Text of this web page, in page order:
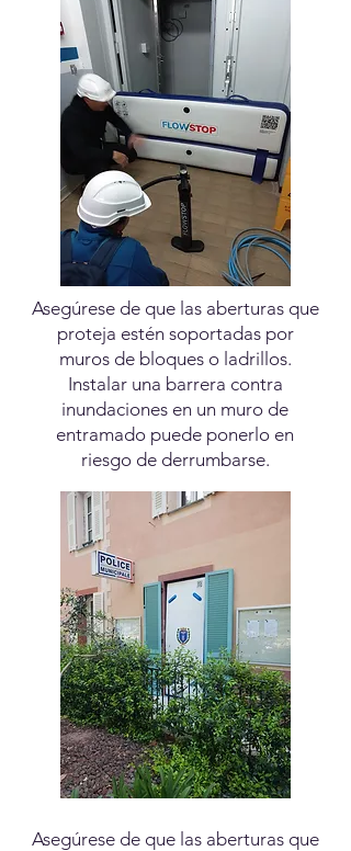
Asegúrese de que las aberturas que
proteja estén soportadas por
muros de bloques o ladrillos.
Instalar una barrera contra
inundaciones en un muro de
entramado puede ponerlo en
riesgo de derrumbarse.
Asegúrese de que las aberturas que